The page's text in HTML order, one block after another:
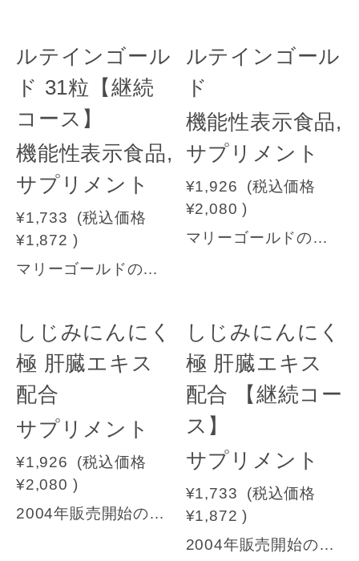
ルテインゴール
ド 31粒【継続
コース】
機能性表示食品,
サプリメント
¥1,733
(税込価格
¥1,872 )
マリーゴールドの花から抽出したルテインを主原料に、グレープシードオイル、マキベリー・ビタミンAを配合。年齢を重ねるこごとに感じる色の濃淡のばやけ、加齢と共に目の疲れが気になる方におすすめです。※ぼやけとはコントラスト感度（明暗などの差）の低下を指します。機能性関与成分：ルテイン届出番号：D225【原材料名】グレープシードオイル(国内製造)、マキベリーパウダー/ゼラチン、マリーゴールド色素（ルテイン、ゼアキサンチン含有）、グリセリン、ミツロウ、グリセリン脂肪酸エステル、ビタミンA【内容量】465mg×31粒 1日目安1粒※継続コースでのお申込みになります。
ルテインゴール
ド
機能性表示食品,
サプリメント
¥1,926
(税込価格
¥2,080 )
マリーゴールドの花から抽出したルテインを主原料に、グレープシードオイル、マキベリー・ビタミンAを配合。年齢を重ねるこごとに感じる色の濃淡のばやけ、加齢と共に目の疲れが気になる方におすすめです。※ぼやけとはコントラスト感度（明暗などの差）の低下を指します。機能性関与成分：ルテイン届出番号：D225【原材料名】グレープシードオイル(国内製造)、マキベリーパウダー/ゼラチン、マリーゴールド色素（ルテイン、ゼアキサンチン含有）、グリセリン、ミツロウ、グリセリン脂肪酸エステル、ビタミンA【内容量】465mg×31粒 1日目安1粒 →ご継続コースをご注文方はコチラへ
しじみにんにく
極 肝臓エキス
配合
サプリメント
¥1,926
(税込価格
¥2,080 )
2004年販売開始のロングセラー国産しじみ＋国産にんにく＋国産すっぽんエキスに、しじみに換算して約５００個分のオルニチンを配合しました。【原材料名】 サフラワー油(国内製造)、L-オルニチン塩酸塩、豚肝臓分解物、無臭にんにく末、しじみエキス末、すっぽんエキス末、ビタミンＥ含有植物油/ゼラチン、グリセリン、ミツロウ、グリセリン脂肪酸エステル、植物レシチン（大豆由来）【内容量】450mg×60粒 1日目安2粒 →ご継続コースをご注文方はコチラへ
しじみにんにく
極 肝臓エキス
配合 【継続コー
ス】
サプリメント
¥1,733
(税込価格
¥1,872 )
2004年販売開始のロングセラー国産しじみ＋国産にんにく＋国産すっぽんエキスに、しじみに換算して約５００個分のオルニチンを配合しました。【原材料名】 サフラワー油(国内製造)、L-オルニチン塩酸塩、豚肝臓分解物、無臭にんにく末、しじみエキス末、すっぽんエキス末、ビタミンＥ含有植物油/ゼラチン、グリセリン、ミツロウ、グリセリン脂肪酸エステル、植物レシチン（大豆由来）【内容量】450mg×60粒 1日目安2粒※継続コースでのお申込みになります。※2袋以上をご希望の場合はフリーダイヤルまでお問い合わせください。